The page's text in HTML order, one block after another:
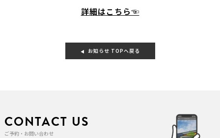
詳細はこちら☜
お知らせ TOPへ戻る
CONTACT US
ご予約・お問い合わせ